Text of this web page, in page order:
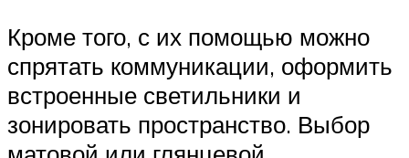
Кроме того, с их помощью можно
спрятать коммуникации, оформить
встроенные светильники и
зонировать пространство. Выбор